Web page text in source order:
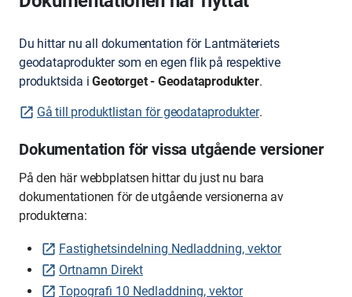
Du hittar nu all dokumentation för Lantmäteriets
geodataprodukter som en egen flik på respektive
produktsida i Geotorget - Geodataprodukter.
Gå till produktlistan för geodataprodukter.
Dokumentation för vissa utgående versioner
På den här webbplatsen hittar du just nu bara
dokumentationen för de utgående versionerna av
produkterna:
Fastighetsindelning Nedladdning, vektor
Ortnamn Direkt
Topografi 10 Nedladdning, vektor